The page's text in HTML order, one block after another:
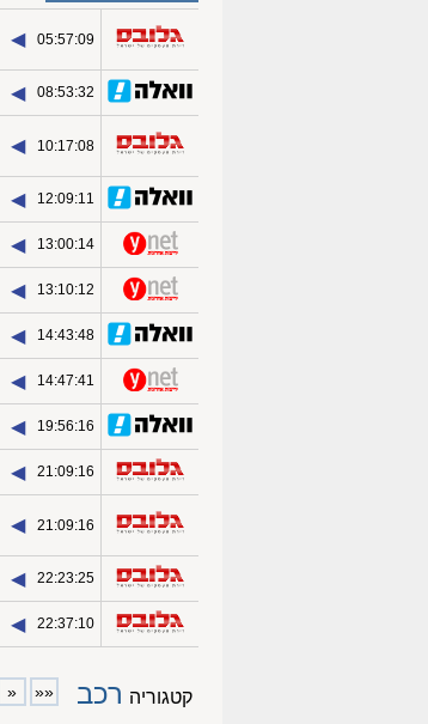
05:57:09
◀︎
08:53:32
◀︎
10:17:08
◀︎
12:09:11
◀︎
13:00:14
◀︎
13:10:12
◀︎
14:43:48
◀︎
14:47:41
◀︎
19:56:16
◀︎
21:09:16
◀︎
21:09:16
◀︎
22:23:25
◀︎
22:37:10
◀︎
קטגוריה רכב ««
«